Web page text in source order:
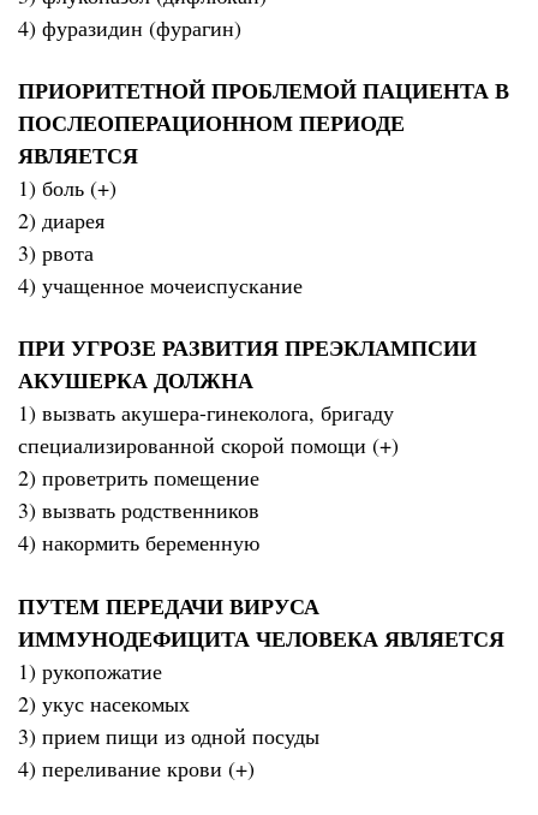
4) фуразидин (фурагин)
ПРИОРИТЕТНОЙ ПРОБЛЕМОЙ ПАЦИЕНТА В
ПОСЛЕОПЕРАЦИОННОМ ПЕРИОДЕ
ЯВЛЯЕТСЯ
1) боль (+)
2) диарея
3) рвота
4) учащенное мочеиспускание
ПРИ УГРОЗЕ РАЗВИТИЯ ПРЕЭКЛАМПСИИ
АКУШЕРКА ДОЛЖНА
1) вызвать акушера-гинеколога, бригаду
специализированной скорой помощи (+)
2) проветрить помещение
3) вызвать родственников
4) накормить беременную
ПУТЕМ ПЕРЕДАЧИ ВИРУСА
ИММУНОДЕФИЦИТА ЧЕЛОВЕКА ЯВЛЯЕТСЯ
1) рукопожатие
2) укус насекомых
3) прием пищи из одной посуды
4) переливание крови (+)